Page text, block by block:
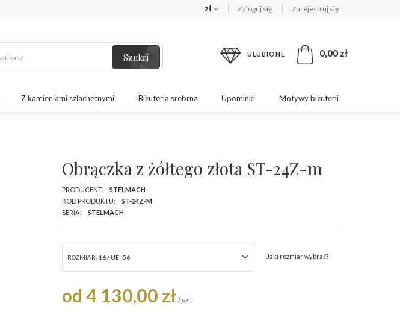
zł Zaloguj się Zarejestruj się
Szukaj ULUBIONE 0,00 zł
Z kamieniami szlachetnymi Biżuteria srebrna Upominki Motywy biżuterii
Obrączka z żółtego złota ST-24Z-m
PRODUCENT:
STELMACH
KOD PRODUKTU:
ST-24Z-M
SERIA:
STELMACH
ROZMIAR: 16 / UE- 56 Jaki rozmiar wybrać?
od 4 130,00 zł / szt.